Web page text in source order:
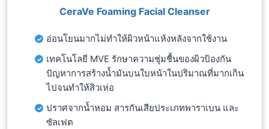
CeraVe Foaming Facial Cleanser
อ่อนโยนมากไม่ทำให้ผิวหน้าแห้งหลังจากใช้งาน
เทคโนโลยี MVE รักษาความชุ่มชื้นของผิวป้องกัน
ปัญหาการสร้างน้ำมันบนใบหน้าในปริมาณที่มากเกิน
ไปจนทำให้สิวเห่อ
ปราศจากน้ำหอม สารกันเสียประเภทพาราเบน และ
ซัลเฟต